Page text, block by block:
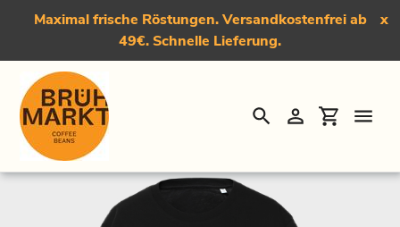
Direkt
Maximal frische Röstungen. Versandkostenfrei ab
49€. Schnelle Lieferung.
x
SuchenEinloggen
Startseite › T-Shirt "#Fielgut"